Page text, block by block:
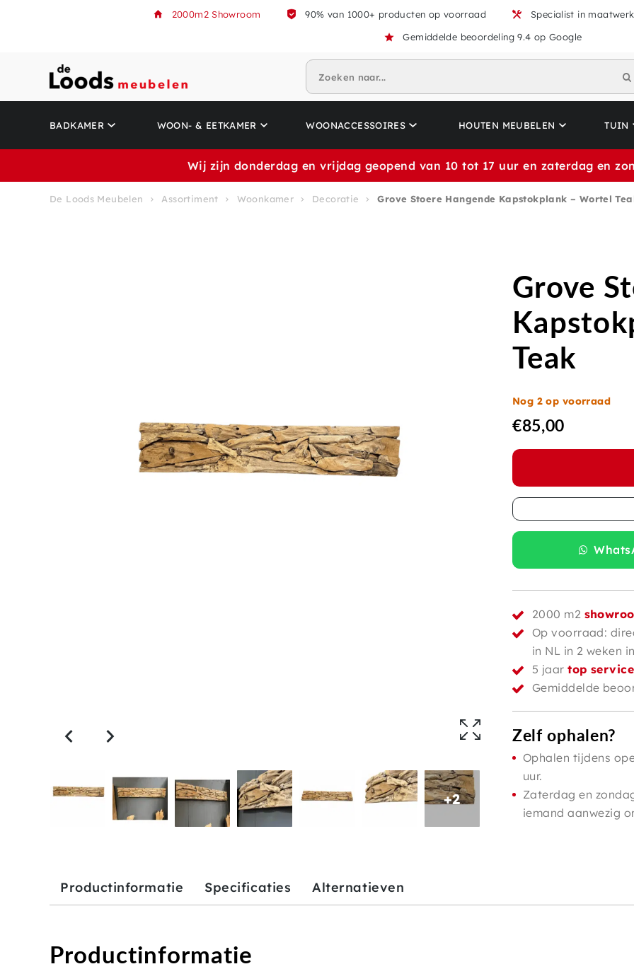
2000m2 Showroom 90% van 1000+ producten op voorraad
Specialist in maatwerk
Gemiddelde beoordeling 9.4 op Google
Zoeken naar...
BADKAMER WOON- & EETKAMER WOONACCESSOIRES HOUTEN MEUBELEN TUIN
Wij zijn donderdag en vrijdag geopend van 10 tot 17 uur en zaterdag en
De Loods Meubelen Assortiment Woonkamer Decoratie Grove Stoere Hangende Kapstokplank – Wortel
+2
Grove
Teak
Nog 2 op voorraad
€85,00
2000 m2
Op voorraad:
in NL in 2 weken
5 jaartop service
Gemiddelde
Zelf ophalen?
Ophalen tijdens
uur.
Zaterdag en
iemand aanwezig
Productinformatie Specificaties Alternatieven
Productinformatie